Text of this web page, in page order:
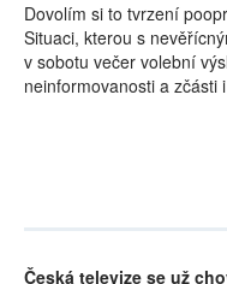
Dovolím si to tvrzení
Situaci, kterou s
v sobotu večer volební
neinformovanosti a zčásti
Česká televize se už